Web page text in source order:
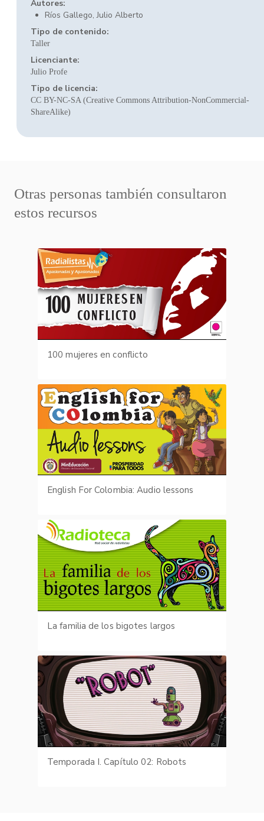
Autores:
Ríos Gallego, Julio Alberto
Tipo de contenido:
Taller
Licenciante:
Julio Profe
Tipo de licencia:
CC BY-NC-SA (Creative Commons Attribution-NonCommercial-
ShareAlike)
Otras personas también consultaron
estos recursos
100 mujeres en conflicto
English For Colombia: Audio lessons
La familia de los bigotes largos
Temporada I. Capítulo 02: Robots